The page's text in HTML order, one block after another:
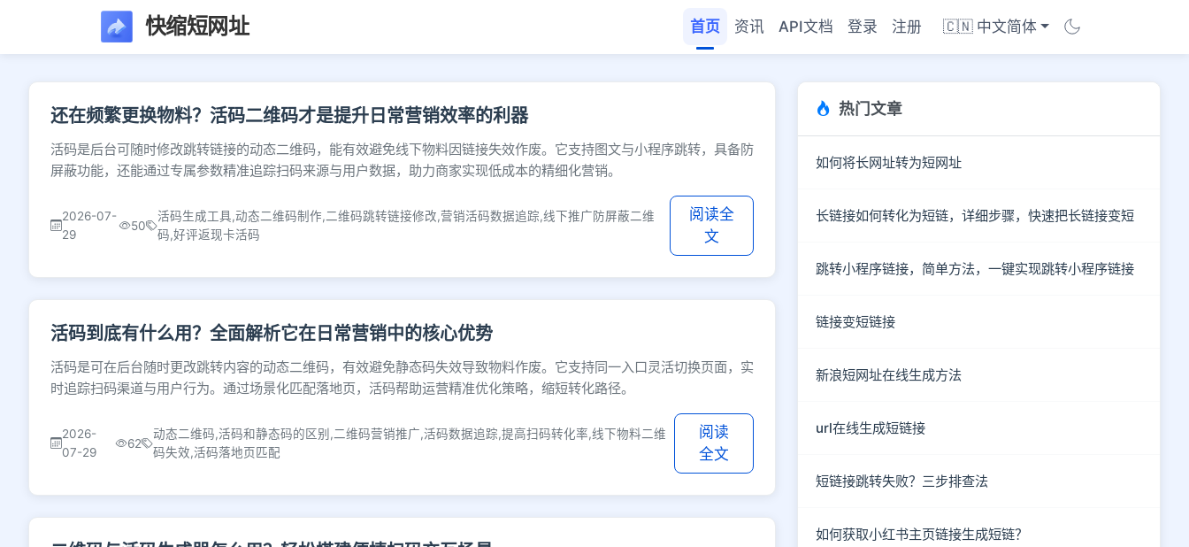
快缩短网址 首页 资讯 API文档 登录 注册 🇨🇳 中文简体
文章列表 - 第156页 - 快缩短网址
还在频繁更换物料？活码二维码才是提升日常营销效率的利器
活码是后台可随时修改跳转链接的动态二维码，能有效避免线下物料因链接失效作废。它支持图文与小程序跳转，具备防
屏蔽功能，还能通过专属参数精准追踪扫码来源与用户数据，助力商家实现低成本的精细化营销。
2026-07-
29
50
活码生成工具,动态二维码制作,二维码跳转链接修改,营销活码数据追踪,线下推广防屏蔽二维
码,好评返现卡活码
阅读全
文
活码到底有什么用？全面解析它在日常营销中的核心优势
活码是可在后台随时更改跳转内容的动态二维码，有效避免静态码失效导致物料作废。它支持同一入口灵活切换页面，实
时追踪扫码渠道与用户行为。通过场景化匹配落地页，活码帮助运营精准优化策略，缩短转化路径。
2026-
07-29
62
动态二维码,活码和静态码的区别,二维码营销推广,活码数据追踪,提高扫码转化率,线下物料二维
码失效,活码落地页匹配
阅读
全文
热门文章
如何将长网址转为短网址
长链接如何转化为短链，详细步骤，快速把长链接变短
跳转小程序链接，简单方法，一键实现跳转小程序链接
链接变短链接
新浪短网址在线生成方法
url在线生成短链接
短链接跳转失败？三步排查法
如何获取小红书主页链接生成短链？